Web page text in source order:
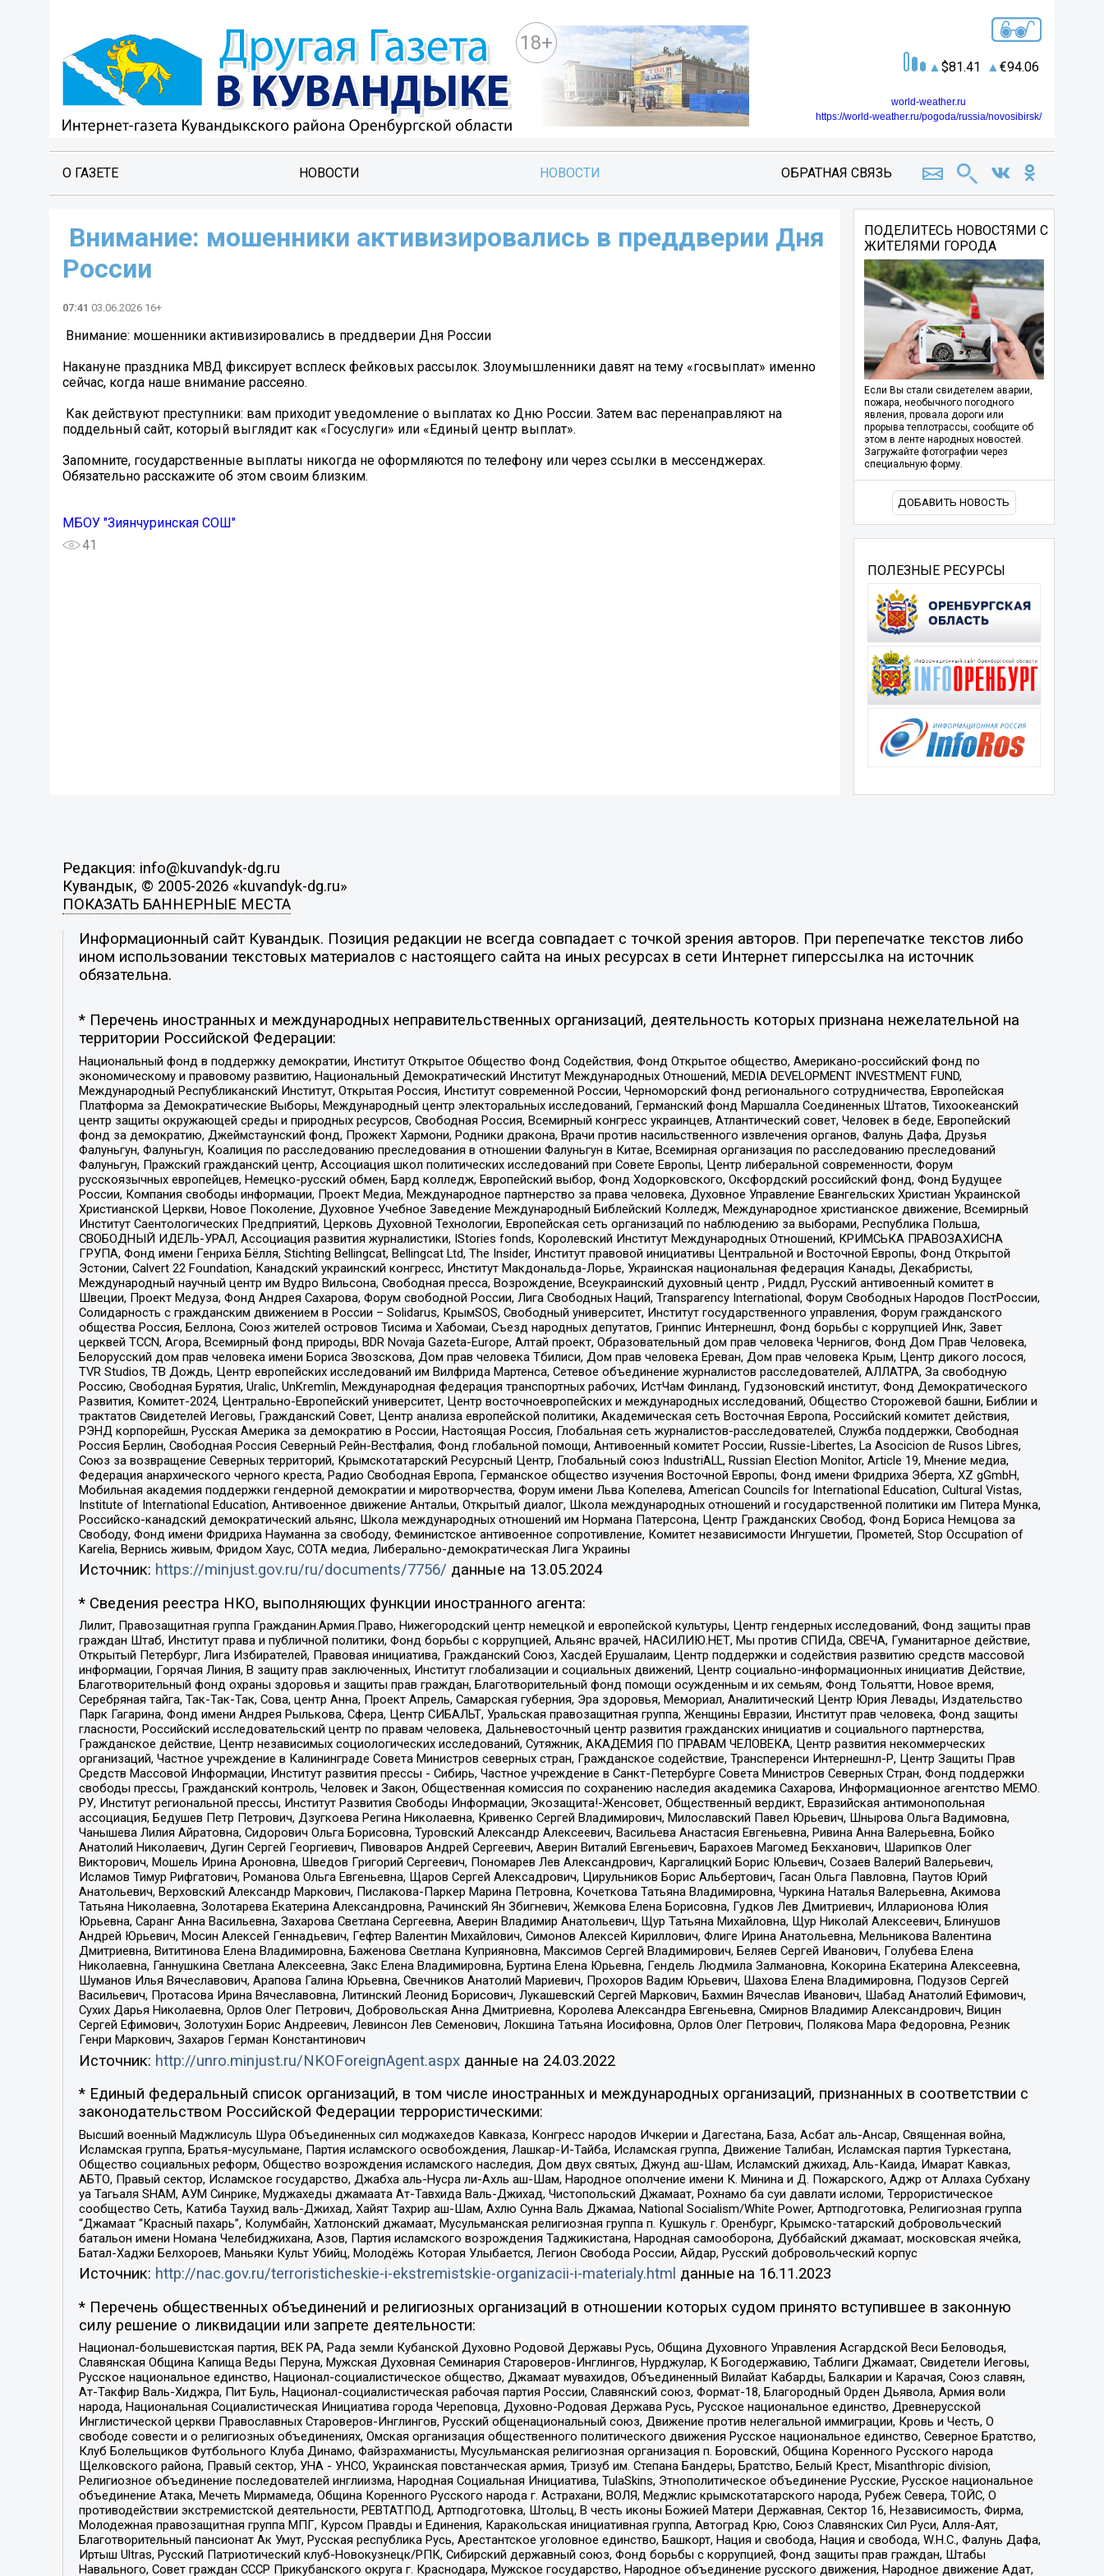
18+
81.41 94.06
world-weather.ru
https://world-weather.ru/pogoda/russia/novosibirsk/
О ГАЗЕТЕ НОВОСТИ НОВОСТИ ОБРАТНАЯ СВЯЗЬ
️ Внимание: мошенники активизировались в преддверии Дня
России
07:41 03.06.2026 16+
️ Внимание: мошенники активизировались в преддверии Дня России
Накануне праздника МВД фиксирует всплеск фейковых рассылок. Злоумышленники давят на тему «госвыплат» именно
сейчас, когда наше внимание рассеяно.
️ Как действуют преступники: вам приходит уведомление о выплатах ко Дню России. Затем вас перенаправляют на
поддельный сайт, который выглядит как «Госуслуги» или «Единый центр выплат».
Запомните, государственные выплаты никогда не оформляются по телефону или через ссылки в мессенджерах.
Обязательно расскажите об этом своим близким.
МБОУ "Зиянчуринская СОШ"
41
ПОДЕЛИТЕСЬ НОВОСТЯМИ С
ЖИТЕЛЯМИ ГОРОДА
Если Вы стали свидетелем аварии,
пожара, необычного погодного
явления, провала дороги или
прорыва теплотрассы, сообщите об
этом в ленте народных новостей.
Загружайте фотографии через
специальную форму.
ДОБАВИТЬ НОВОСТЬ
ПОЛЕЗНЫЕ РЕСУРСЫ
Редакция: info@kuvandyk-dg.ru
Кувандык, © 2005-2026 «kuvandyk-dg.ru»
ПОКАЗАТЬ БАННЕРНЫЕ МЕСТА
Информационный сайт Кувандык. Позиция редакции не всегда совпадает с точкой зрения авторов. При перепечатке текстов либо
ином использовании текстовых материалов с настоящего сайта на иных ресурсах в сети Интернет гиперссылка на источник
обязательна.
* Перечень иностранных и международных неправительственных организаций, деятельность которых признана нежелательной на
территории Российской Федерации:
Национальный фонд в поддержку демократии, Институт Открытое Общество Фонд Содействия, Фонд Открытое общество, Американо-российский фонд по
экономическому и правовому развитию, Национальный Демократический Институт Международных Отношений, MEDIA DEVELOPMENT INVESTMENT FUND,
Международный Республиканский Институт, Открытая Россия, Институт современной России, Черноморский фонд регионального сотрудничества, Европейская
Платформа за Демократические Выборы, Международный центр электоральных исследований, Германский фонд Маршалла Соединенных Штатов, Тихоокеанский
центр защиты окружающей среды и природных ресурсов, Свободная Россия, Всемирный конгресс украинцев, Атлантический совет, Человек в беде, Европейский
фонд за демократию, Джеймстаунский фонд, Прожект Хармони, Родники дракона, Врачи против насильственного извлечения органов, Фалунь Дафа, Друзья
Фалуньгун, Фалуньгун, Коалиция по расследованию преследования в отношении Фалуньгун в Китае, Всемирная организация по расследованию преследований
Фалуньгун, Пражский гражданский центр, Ассоциация школ политических исследований при Совете Европы, Центр либеральной современности, Форум
русскоязычных европейцев, Немецко-русский обмен, Бард колледж, Европейский выбор, Фонд Ходорковского, Оксфордский российский фонд, Фонд Будущее
России, Компания свободы информации, Проект Медиа, Международное партнерство за права человека, Духовное Управление Евангельских Христиан Украинской
Христианской Церкви, Новое Поколение, Духовное Учебное Заведение Международный Библейский Колледж, Международное христианское движение, Всемирный
Институт Саентологических Предприятий, Церковь Духовной Технологии, Европейская сеть организаций по наблюдению за выборами, Республика Польша,
СВОБОДНЫЙ ИДЕЛЬ-УРАЛ, Ассоциация развития журналистики, IStories fonds, Королевский Институт Международных Отношений, КРИМСЬКА ПРАВОЗАХИСНА
ГРУПА, Фонд имени Генриха Бёлля, Stichting Bellingcat, Bellingcat Ltd, The Insider, Институт правовой инициативы Центральной и Восточной Европы, Фонд Открытой
Эстонии, Calvert 22 Foundation, Канадский украинский конгресс, Институт Макдональда-Лорье, Украинская национальная федерация Канады, Декабристы,
Международный научный центр им Вудро Вильсона, Свободная пресса, Возрождение, Всеукраинский духовный центр , Риддл, Русский антивоенный комитет в
Швеции, Проект Медуза, Фонд Андрея Сахарова, Форум свободной России, Лига Свободных Наций, Transparеncy International, Форум Свободных Народов ПостРоссии,
Солидарность с гражданским движением в России – Solidarus, КрымSOS, Свободный университет, Институт государственного управления, Форум гражданского
общества Россия, Беллона, Союз жителей островов Тисима и Хабомаи, Съезд народных депутатов, Гринпис Интернешнл, Фонд борьбы с коррупцией Инк, Завет
церквей TCCN, Агора, Всемирный фонд природы, BDR Novaja Gazeta-Europe, Алтай проект, Образовательный дом прав человека Чернигов, Фонд Дом Прав Человека,
Белорусский дом прав человека имени Бориса Звозскова, Дом прав человека Тбилиси, Дом прав человека Ереван, Дом прав человека Крым, Центр дикого лосося,
TVR Studios, ТВ Дождь, Центр европейских исследований им Вилфрида Мартенса, Сетевое объединение журналистов расследователей, АЛЛАТРА, За свободную
Россию, Свободная Бурятия, Uralic, UnKremlin, Международная федерация транспортных рабочих, ИстЧам Финланд, Гудзоновский институт, Фонд Демократического
Развития, Комитет-2024, Центрально-Европейский университет, Центр восточноевропейских и международных исследований, Общество Сторожевой башни, Библии и
трактатов Свидетелей Иеговы, Гражданский Совет, Центр анализа европейской политики, Академическая сеть Восточная Европа, Российский комитет действия,
РЭНД корпорейшн, Русская Америка за демократию в России, Настоящая Россия, Глобальная сеть журналистов-расследователей, Служба поддержки, Свободная
Россия Берлин, Свободная Россия Северный Рейн-Вестфалия, Фонд глобальной помощи, Антивоенный комитет России, Russie-Libertes, La Asocicion de Rusos Libres,
Союз за возвращение Северных территорий, Крымскотатарский Ресурсный Центр, Глобальный союз IndustriALL, Russian Election Monitor, Article 19, Мнение медиа,
Федерация анархического черного креста, Радио Свободная Европа, Германское общество изучения Восточной Европы, Фонд имени Фридриха Эберта, XZ gGmbH,
Мобильная академия поддержки гендерной демократии и миротворчества, Форум имени Льва Копелева, American Councils for International Education, Cultural Vistas,
Institute of International Education, Антивоенное движение Антальи, Открытый диалог, Школа международных отношений и государственной политики им Питера Мунка,
Российско-канадский демократический альянс, Школа международных отношений им Нормана Патерсона, Центр Гражданских Свобод, Фонд Бориса Немцова за
Свободу, Фонд имени Фридриха Науманна за свободу, Феминистское антивоенное сопротивление, Комитет независимости Ингушетии, Прометей, Stop Occupation of
Karelia, Вернись живым, Фридом Хаус, СОТА медиа, Либерально-демократическая Лига Украины
Источник: https://minjust.gov.ru/ru/documents/7756/ данные на 13.05.2024
* Сведения реестра НКО, выполняющих функции иностранного агента:
Лилит, Правозащитная группа Гражданин.Армия.Право, Нижегородский центр немецкой и европейской культуры, Центр гендерных исследований, Фонд защиты прав
граждан Штаб, Институт права и публичной политики, Фонд борьбы с коррупцией, Альянс врачей, НАСИЛИЮ.НЕТ, Мы против СПИДа, СВЕЧА, Гуманитарное действие,
Открытый Петербург, Лига Избирателей, Правовая инициатива, Гражданский Союз, Хасдей Ерушалаим, Центр поддержки и содействия развитию средств массовой
информации, Горячая Линия, В защиту прав заключенных, Институт глобализации и социальных движений, Центр социально-информационных инициатив Действие,
Благотворительный фонд охраны здоровья и защиты прав граждан, Благотворительный фонд помощи осужденным и их семьям, Фонд Тольятти, Новое время,
Серебряная тайга, Так-Так-Так, Сова, центр Анна, Проект Апрель, Самарская губерния, Эра здоровья, Мемориал, Аналитический Центр Юрия Левады, Издательство
Парк Гагарина, Фонд имени Андрея Рылькова, Сфера, Центр СИБАЛЬТ, Уральская правозащитная группа, Женщины Евразии, Институт прав человека, Фонд защиты
гласности, Российский исследовательский центр по правам человека, Дальневосточный центр развития гражданских инициатив и социального партнерства,
Гражданское действие, Центр независимых социологических исследований, Сутяжник, АКАДЕМИЯ ПО ПРАВАМ ЧЕЛОВЕКА, Центр развития некоммерческих
организаций, Частное учреждение в Калининграде Совета Министров северных стран, Гражданское содействие, Трансперенси Интернешнл-Р, Центр Защиты Прав
Средств Массовой Информации, Институт развития прессы - Сибирь, Частное учреждение в Санкт-Петербурге Совета Министров Северных Стран, Фонд поддержки
свободы прессы, Гражданский контроль, Человек и Закон, Общественная комиссия по сохранению наследия академика Сахарова, Информационное агентство МЕМО.
РУ, Институт региональной прессы, Институт Развития Свободы Информации, Экозащита!-Женсовет, Общественный вердикт, Евразийская антимонопольная
ассоциация, Бедушев Петр Петрович, Дзугкоева Регина Николаевна, Кривенко Сергей Владимирович, Милославский Павел Юрьевич, Шнырова Ольга Вадимовна,
Чанышева Лилия Айратовна, Сидорович Ольга Борисовна, Туровский Александр Алексеевич, Васильева Анастасия Евгеньевна, Ривина Анна Валерьевна, Бойко
Анатолий Николаевич, Дугин Сергей Георгиевич, Пивоваров Андрей Сергеевич, Аверин Виталий Евгеньевич, Барахоев Магомед Бекханович, Шарипков Олег
Викторович, Мошель Ирина Ароновна, Шведов Григорий Сергеевич, Пономарев Лев Александрович, Каргалицкий Борис Юльевич, Созаев Валерий Валерьевич,
Исламов Тимур Рифгатович, Романова Ольга Евгеньевна, Щаров Сергей Алексадрович, Цирульников Борис Альбертович, Гасан Ольга Павловна, Паутов Юрий
Анатольевич, Верховский Александр Маркович, Пислакова-Паркер Марина Петровна, Кочеткова Татьяна Владимировна, Чуркина Наталья Валерьевна, Акимова
Татьяна Николаевна, Золотарева Екатерина Александровна, Рачинский Ян Збигневич, Жемкова Елена Борисовна, Гудков Лев Дмитриевич, Илларионова Юлия
Юрьевна, Саранг Анна Васильевна, Захарова Светлана Сергеевна, Аверин Владимир Анатольевич, Щур Татьяна Михайловна, Щур Николай Алексеевич, Блинушов
Андрей Юрьевич, Мосин Алексей Геннадьевич, Гефтер Валентин Михайлович, Симонов Алексей Кириллович, Флиге Ирина Анатольевна, Мельникова Валентина
Дмитриевна, Вититинова Елена Владимировна, Баженова Светлана Куприяновна, Максимов Сергей Владимирович, Беляев Сергей Иванович, Голубева Елена
Николаевна, Ганнушкина Светлана Алексеевна, Закс Елена Владимировна, Буртина Елена Юрьевна, Гендель Людмила Залмановна, Кокорина Екатерина Алексеевна,
Шуманов Илья Вячеславович, Арапова Галина Юрьевна, Свечников Анатолий Мариевич, Прохоров Вадим Юрьевич, Шахова Елена Владимировна, Подузов Сергей
Васильевич, Протасова Ирина Вячеславовна, Литинский Леонид Борисович, Лукашевский Сергей Маркович, Бахмин Вячеслав Иванович, Шабад Анатолий Ефимович,
Сухих Дарья Николаевна, Орлов Олег Петрович, Добровольская Анна Дмитриевна, Королева Александра Евгеньевна, Смирнов Владимир Александрович, Вицин
Сергей Ефимович, Золотухин Борис Андреевич, Левинсон Лев Семенович, Локшина Татьяна Иосифовна, Орлов Олег Петрович, Полякова Мара Федоровна, Резник
Генри Маркович, Захаров Герман Константинович
Источник: http://unro.minjust.ru/NKOForeignAgent.aspxданные на 24.03.2022
* Единый федеральный список организаций, в том числе иностранных и международных организаций, признанных в соответствии с
законодательством Российской Федерации террористическими:
Высший военный Маджлисуль Шура Объединенных сил моджахедов Кавказа, Конгресс народов Ичкерии и Дагестана, База, Асбат аль-Ансар, Священная война,
Исламская группа, Братья-мусульмане, Партия исламского освобождения, Лашкар-И-Тайба, Исламская группа, Движение Талибан, Исламская партия Туркестана,
Общество социальных реформ, Общество возрождения исламского наследия, Дом двух святых, Джунд аш-Шам, Исламский джихад, Аль-Каида, Имарат Кавказ,
АБТО, Правый сектор, Исламское государство, Джабха аль-Нусра ли-Ахль аш-Шам, Народное ополчение имени К. Минина и Д. Пожарского, Аджр от Аллаха Субхану
уа Тагьаля SHAM, АУМ Синрике, Муджахеды джамаата Ат-Тавхида Валь-Джихад, Чистопольский Джамаат, Рохнамо ба суи давлати исломи, Террористическое
сообщество Сеть, Катиба Таухид валь-Джихад, Хайят Тахрир аш-Шам, Ахлю Сунна Валь Джамаа, National Socialism/White Power, Артподготовка, Религиозная группа
“Джамаат “Красный пахарь”, Колумбайн, Хатлонский джамаат, Мусульманская религиозная группа п. Кушкуль г. Оренбург, Крымско-татарский добровольческий
батальон имени Номана Челебиджихана, Азов, Партия исламского возрождения Таджикистана, Народная самооборона, Дуббайский джамаат, московская ячейка,
Батал-Хаджи Белхороев, Маньяки Культ Убийц, Молодёжь Которая Улыбается, Легион Свобода России, Айдар, Русский добровольческий корпус
Источник: http://nac.gov.ru/terroristicheskie-i-ekstremistskie-organizacii-i-materialy.html данные на 16.11.2023
* Перечень общественных объединений и религиозных организаций в отношении которых судом принято вступившее в законную
силу решение о ликвидации или запрете деятельности:
Национал-большевистская партия, ВЕК РА, Рада земли Кубанской Духовно Родовой Державы Русь, Община Духовного Управления Асгардской Веси Беловодья,
Славянская Община Капища Веды Перуна, Мужская Духовная Семинария Староверов-Инглингов, Нурджулар, К Богодержавию, Таблиги Джамаат, Свидетели Иеговы,
Русское национальное единство, Национал-социалистическое общество, Джамаат мувахидов, Объединенный Вилайат Кабарды, Балкарии и Карачая, Союз славян,
Ат-Такфир Валь-Хиджра, Пит Буль, Национал-социалистическая рабочая партия России, Славянский союз, Формат-18, Благородный Орден Дьявола, Армия воли
народа, Национальная Социалистическая Инициатива города Череповца, Духовно-Родовая Держава Русь, Русское национальное единство, Древнерусской
Инглистической церкви Православных Староверов-Инглингов, Русский общенациональный союз, Движение против нелегальной иммиграции, Кровь и Честь, О
свободе совести и о религиозных объединениях, Омская организация общественного политического движения Русское национальное единство, Северное Братство,
Клуб Болельщиков Футбольного Клуба Динамо, Файзрахманисты, Мусульманская религиозная организация п. Боровский, Община Коренного Русского народа
Щелковского района, Правый сектор, УНА - УНСО, Украинская повстанческая армия, Тризуб им. Степана Бандеры, Братство, Белый Крест, Misanthropic division,
Религиозное объединение последователей инглиизма, Народная Социальная Инициатива, TulaSkins, Этнополитическое объединение Русские, Русское национальное
объединение Атака, Мечеть Мирмамеда, Община Коренного Русского народа г. Астрахани, ВОЛЯ, Меджлис крымскотатарского народа, Рубеж Севера, ТОЙС, О
противодействии экстремистской деятельности, РЕВТАТПОД, Артподготовка, Штольц, В честь иконы Божией Матери Державная, Сектор 16, Независимость, Фирма,
Молодежная правозащитная группа МПГ, Курсом Правды и Единения, Каракольская инициативная группа, Автоград Крю, Союз Славянских Сил Руси, Алля-Аят,
Благотворительный пансионат Ак Умут, Русская республика Русь, Арестантское уголовное единство, Башкорт, Нация и свобода, Нация и свобода, W.H.С., Фалунь Дафа,
Иртыш Ultras, Русский Патриотический клуб-Новокузнецк/РПК, Сибирский державный союз, Фонд борьбы с коррупцией, Фонд защиты прав граждан, Штабы
Навального, Совет граждан СССР Прикубанского округа г. Краснодара, Мужское государство, Народное объединение русского движения, Народное движение Адат,